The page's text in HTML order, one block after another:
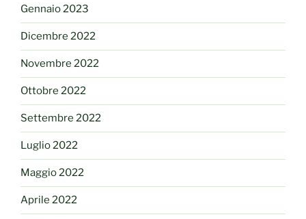
Gennaio 2023
Dicembre 2022
Novembre 2022
Ottobre 2022
Settembre 2022
Luglio 2022
Maggio 2022
Aprile 2022